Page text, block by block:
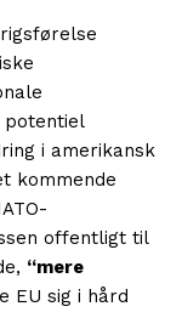
i amerikansk
kommende
offentligt til
“mere
EU sig i hård